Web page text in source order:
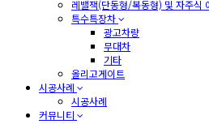
레밸잭(단동형/복동형) 및 자주식
특수특장차
광고차량
무대차
기타
올리고게이트
시공사례
시공사례
커뮤니티